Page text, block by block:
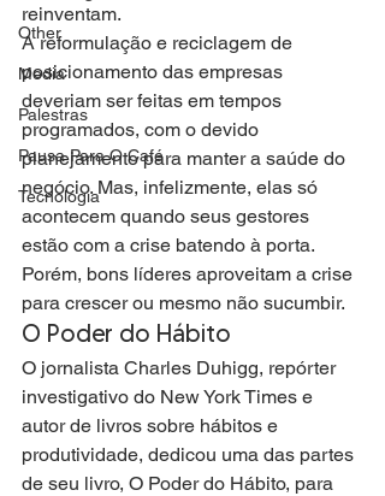
Other
Media
Palestras
Pausa Para O Café
Tecnologia
reinventam.
A reformulação e reciclagem de
posicionamento das empresas
deveriam ser feitas em tempos
programados, com o devido
planejamento para manter a saúde do
negócio. Mas, infelizmente, elas só
acontecem quando seus gestores
estão com a crise batendo à porta.
Porém, bons líderes aproveitam a crise
para crescer ou mesmo não sucumbir.
O Poder do Hábito
O jornalista Charles Duhigg, repórter
investigativo do New York Times e
autor de livros sobre hábitos e
produtividade, dedicou uma das partes
de seu livro, O Poder do Hábito, para